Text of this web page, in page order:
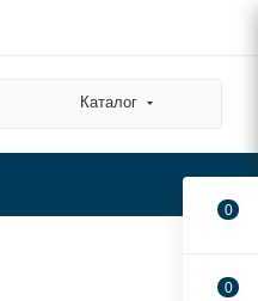
Каталог
0
0